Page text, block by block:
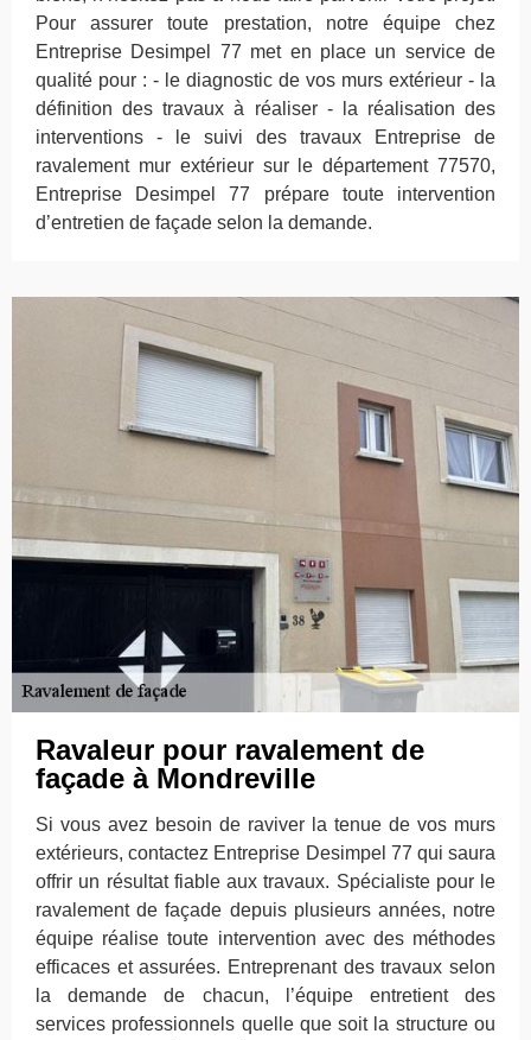
Pour assurer toute prestation, notre équipe chez
Entreprise Desimpel 77 met en place un service de
qualité pour : - le diagnostic de vos murs extérieur - la
définition des travaux à réaliser - la réalisation des
interventions - le suivi des travaux Entreprise de
ravalement mur extérieur sur le département 77570,
Entreprise Desimpel 77 prépare toute intervention
d’entretien de façade selon la demande.
Ravaleur pour ravalement de
façade à Mondreville
Si vous avez besoin de raviver la tenue de vos murs
extérieurs, contactez Entreprise Desimpel 77 qui saura
offrir un résultat fiable aux travaux. Spécialiste pour le
ravalement de façade depuis plusieurs années, notre
équipe réalise toute intervention avec des méthodes
efficaces et assurées. Entreprenant des travaux selon
la demande de chacun, l’équipe entretient des
services professionnels quelle que soit la structure ou